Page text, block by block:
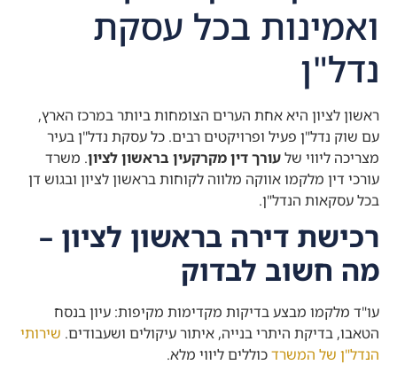
ואמינות בכל עסקת
נדל"ן
ראשון לציון היא אחת הערים הצומחות ביותר במרכז הארץ,
עם שוק נדל"ן פעיל ופרויקטים רבים. כל עסקת נדל"ן בעיר
מצריכה ליווי שלעורך דין מקרקעין בראשון לציון. משרד
עורכי דין מלקמו אווקה מלווה לקוחות בראשון לציון ובגוש דן
בכל עסקאות הנדל"ן.
רכישת דירה בראשון לציון –
מה חשוב לבדוק
עו"ד מלקמו מבצע בדיקות מקדימות מקיפות: עיון בנסח
הטאבו, בדיקת היתרי בנייה, איתור עיקולים ושעבודים. שירותי
הנדל"ן של המשרדכוללים ליווי מלא.